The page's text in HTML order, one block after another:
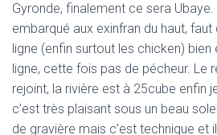
Gyronde, finalement ce sera
embarqué aux exinfran du haut, faut
ligne (enfin surtout les chicken) bien
ligne, cette fois pas de pécheur. Le
rejoint, la rivière est à 25cube enfin
c’est très plaisant sous un beau
de gravière mais c’est technique et